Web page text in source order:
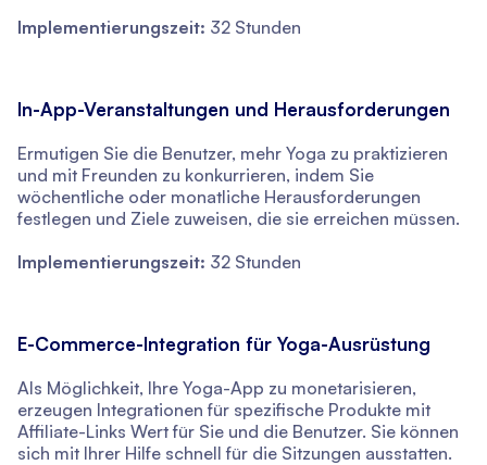
Implementierungszeit: 32 Stunden
In-App-Veranstaltungen und Herausforderungen
Ermutigen Sie die Benutzer, mehr Yoga zu praktizieren
und mit Freunden zu konkurrieren, indem Sie
wöchentliche oder monatliche Herausforderungen
festlegen und Ziele zuweisen, die sie erreichen müssen.
Implementierungszeit: 32 Stunden
E-Commerce-Integration für Yoga-Ausrüstung
Als Möglichkeit, Ihre Yoga-App zu monetarisieren,
erzeugen Integrationen für spezifische Produkte mit
Affiliate-Links Wert für Sie und die Benutzer. Sie können
sich mit Ihrer Hilfe schnell für die Sitzungen ausstatten.